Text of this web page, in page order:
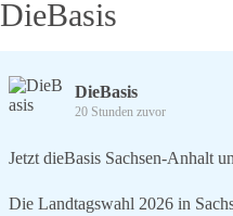
DieBasis
DieBasis
20 Stunden zuvor
Jetzt dieBasis Sachsen-Anhalt
Die Landtagswahl 2026 in